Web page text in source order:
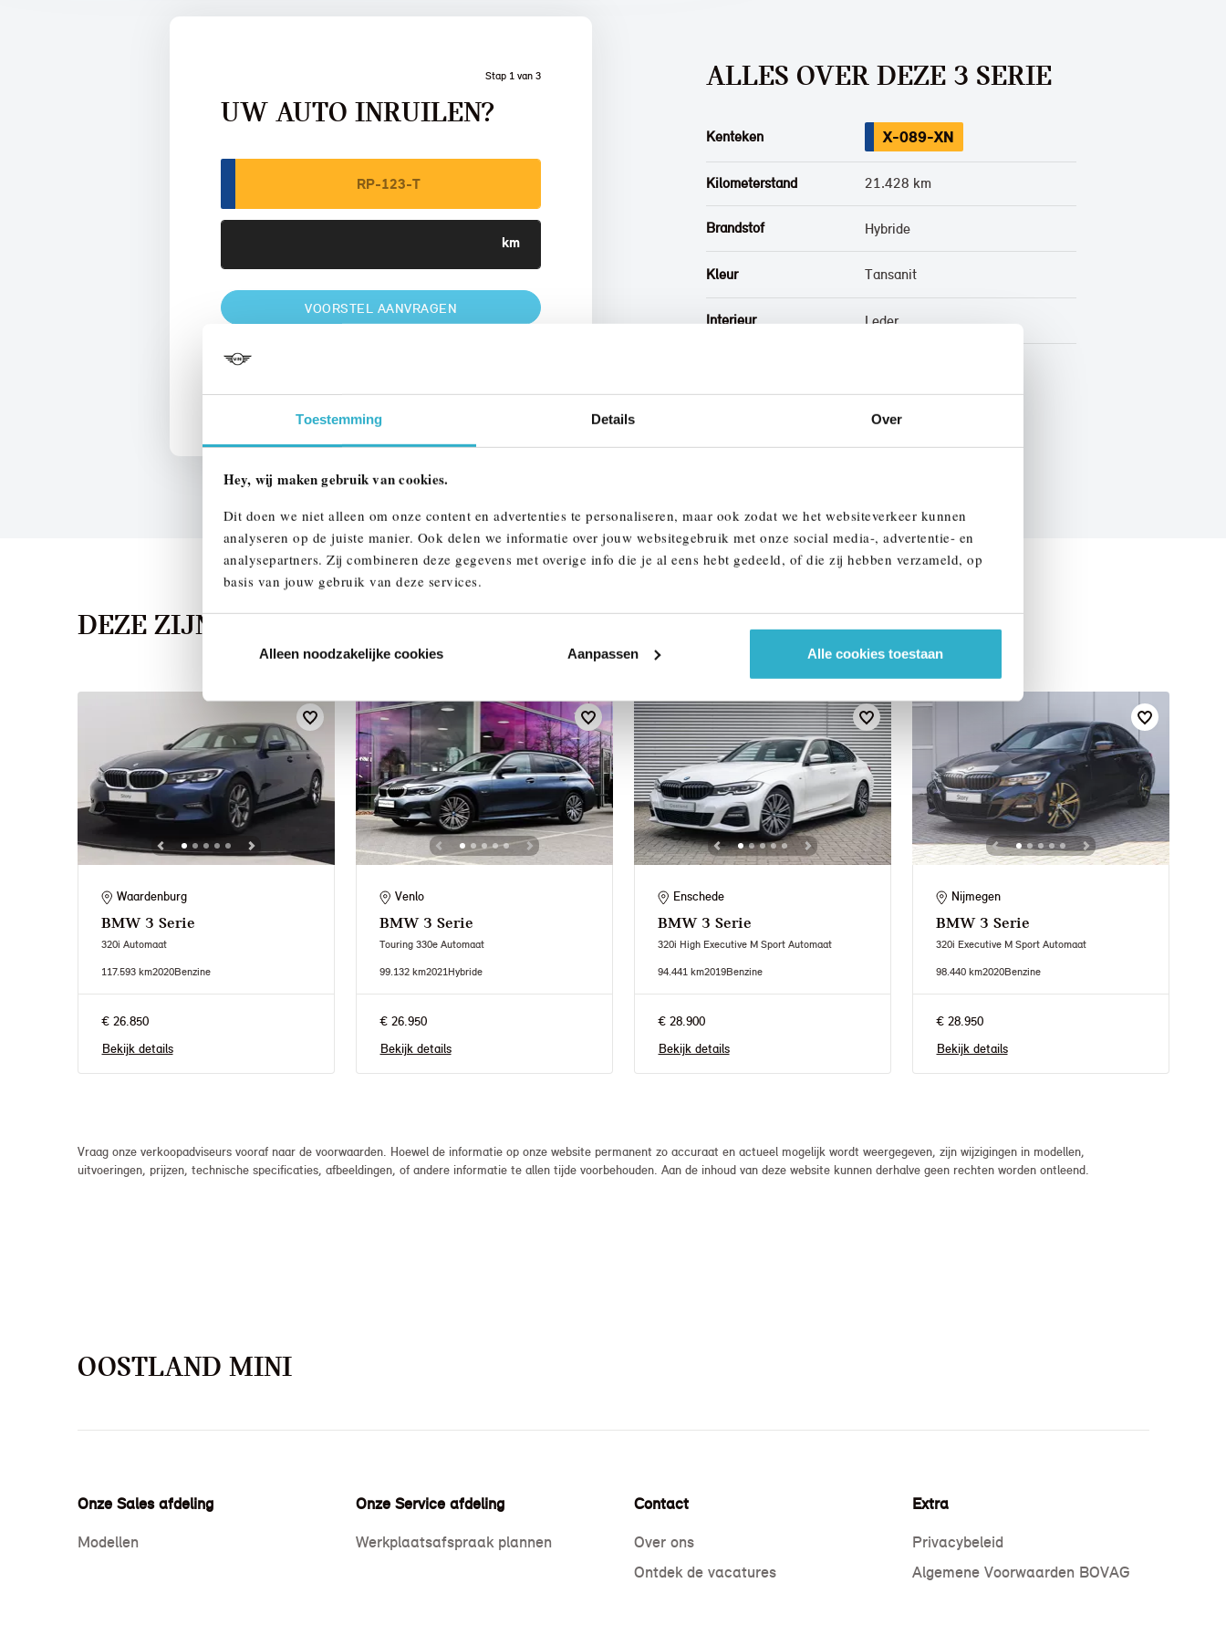
Toestemming Details Over
Hey, wij maken gebruik van cookies.
Dit doen we niet alleen om onze content en advertenties te personaliseren, maar ook zodat we het websiteverkeer kunnen
analyseren op de juiste manier. Ook delen we informatie over jouw websitegebruik met onze social media-, advertentie- en
analysepartners. Zij combineren deze gegevens met overige info die je al eens hebt gedeeld, of die zij hebben verzameld, op
basis van jouw gebruik van deze services.
Alleen noodzakelijke cookies Aanpassen Alle cookies toestaan
Stap 1 van 3
UW AUTO INRUILEN?
VOORSTEL AANVRAGEN
We verrekenen de waarde van uw auto
ALLES OVER DEZE 3 SERIE
Kenteken X-089-XN
Kilometerstand 21.428 km
Brandstof Hybride
Kleur Tansanit
Interieur Leder
DEZE ZIJN VERGELIJKBAAR
Waardenburg
BMW 3 Serie
320i Automaat
117.593 km2020Benzine
€ 26.850
Bekijk details
Venlo
BMW 3 Serie
Touring 330e Automaat
99.132 km2021Hybride
€ 26.950
Bekijk details
Enschede
BMW 3 Serie
320i High Executive M Sport Automaat
94.441 km2019Benzine
€ 28.900
Bekijk details
Nijmegen
BMW 3 Serie
320i Executive M Sport Automaat
98.440 km2020Benzine
€ 28.950
Bekijk details
Vraag onze verkoopadviseurs vooraf naar de voorwaarden. Hoewel de informatie op onze website permanent zo accuraat en actueel mogelijk wordt weergegeven, zijn wijzigingen in modellen,
uitvoeringen, prijzen, technische specificaties, afbeeldingen, of andere informatie te allen tijde voorbehouden. Aan de inhoud van deze website kunnen derhalve geen rechten worden ontleend.
OOSTLAND MINI
Onze Sales afdeling
Modellen
Onze Service afdeling
Werkplaatsafspraak plannen
Contact
Over ons
Ontdek de vacatures
Extra
Privacybeleid
Algemene Voorwaarden BOVAG